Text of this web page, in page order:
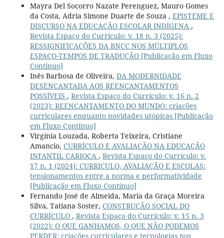
Mayra Del Socorro Nazate Perenguez, Mauro Gomes
da Costa, Adria Simone Duarte de Souza , EPISTEME E
DISCURSO NA EDUCAÇÃO ESCOLAR INDÍGENA ,
Revista Espaço do Currículo: v. 18 n. 3 (2025):
RESSIGNIFICAÇÕES DA BNCC NOS MÚLTIPLOS
ESPAÇO-TEMPOS DE TRADUÇÃO [Publicação em Fluxo
Contínuo]
Inês Barbosa de Oliveira, DA MODERNIDADE
DESENCANTADA AOS REENCANTAMENTOS
POSSÍVEIS , Revista Espaço do Currículo: v. 16 n. 2
(2023): REENCANTAMENTO DO MUNDO: criações
curriculares enquanto novidades utópicas [Publicação
em Fluxo Contínuo]
Virgínia Louzada, Roberta Teixeira, Cristiane
Amancio, CURRÍCULO E AVALIAÇÃO NA EDUCAÇÃO
INFANTIL CARIOCA , Revista Espaço do Currículo: v.
17 n. 1 (2024): CURRICULO, AVALIAÇÃO E ESCOLAS:
tensionamentos entre a norma e performatividade
[Publicação em Fluxo Contínuo]
Fernando José de Almeida, Maria da Graça Moreira
Silva, Tatiana Soster, CONSTRUÇÃO SOCIAL DO
CURRÍCULO , Revista Espaço do Currículo: v. 15 n. 3
(2022): O QUE GANHAMOS, O QUE NÃO PODEMOS
PERDER: criações curriculares e tecnologias nos